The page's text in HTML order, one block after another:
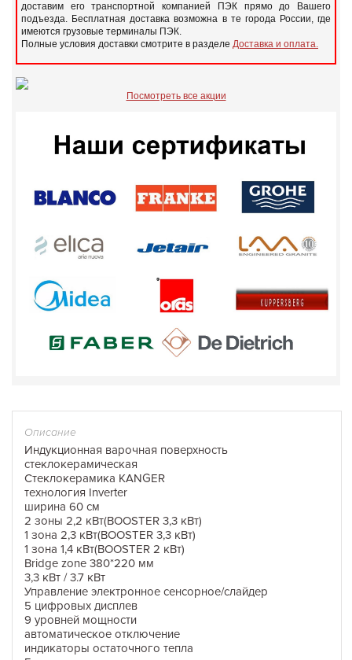
доставим его транспортной компанией ПЭК прямо до Вашего
подъезда. Бесплатная доставка возможна в те города России, где
имеются грузовые терминалы ПЭК.
Полные условия доставки смотрите в разделе Доставка и оплата.
Посмотреть все акции
Описание
Индукционная варочная поверхность
стеклокерамическая
Стеклокерамика KANGER
технология Inverter
ширина 60 см
2 зоны 2,2 кВт(BOOSTER 3,3 кВт)
1 зона 2,3 кВт(BOOSTER 3,3 кВт)
1 зона 1,4 кВт(BOOSTER 2 кВт)
Bridge zone 380*220 мм
3,3 кВт / 3.7 кВт
Управление электронное сенсорное/слайдер
5 цифровых дисплев
9 уровней мощности
автоматическое отключение
индикаторы остаточного тепла